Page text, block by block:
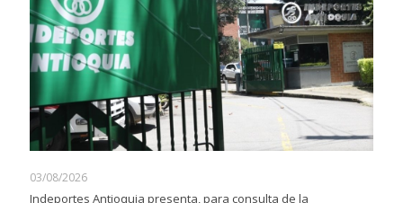
03/08/2026
Indeportes Antioquia presenta, para consulta de la